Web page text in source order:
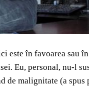
este în favoarea
Eu, personal, nu-l
de malignitate (a